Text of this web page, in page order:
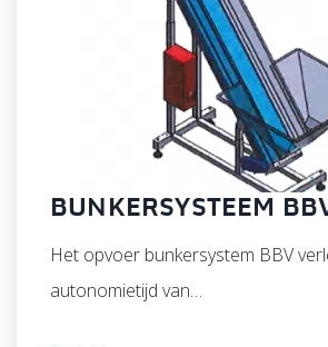
BUNKERSYSTEEM
Het opvoer bunkersystem BBV
autonomietijd van…